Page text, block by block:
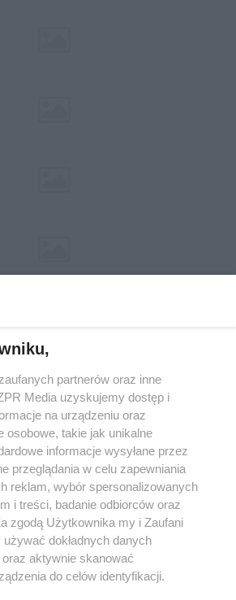
w serwisie nie może być powielany i
rozpowszechniany w jakikolwiek sposób (w
mechaniczny) na jakimkolwiek polu
formie, włącznie z umieszczaniem w
właściciela praw. Jakiekolwiek użycie lub
całości lub w części z naruszeniem prawa,
jest zabronione pod groźbą kary i może być
partnerów oraz inne
Media uzyskujemy dostęp i
na urządzeniu oraz
osobowe, takie jak unikalne
informacje wysyłane przez
przeglądania w celu zapewniania
reklam, wybór spersonalizowanych
i treści, badanie odbiorców oraz
zgodą Użytkownika my i Zaufani
dokładnych danych
aktywnie skanować
do celów identyfikacji.